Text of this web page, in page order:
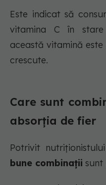
Este indicat să
vitamina C în
această vitamină
crescute.
Care sunt
absorția de fier
Potrivit
bune combinații sunt